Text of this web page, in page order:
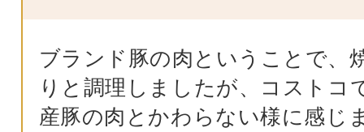
ブランド豚の肉ということで、
りと調理しましたが、コストコ
産豚の肉とかわらない様に感じ